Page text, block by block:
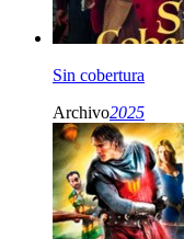
Sin cobertura
Archivo2025